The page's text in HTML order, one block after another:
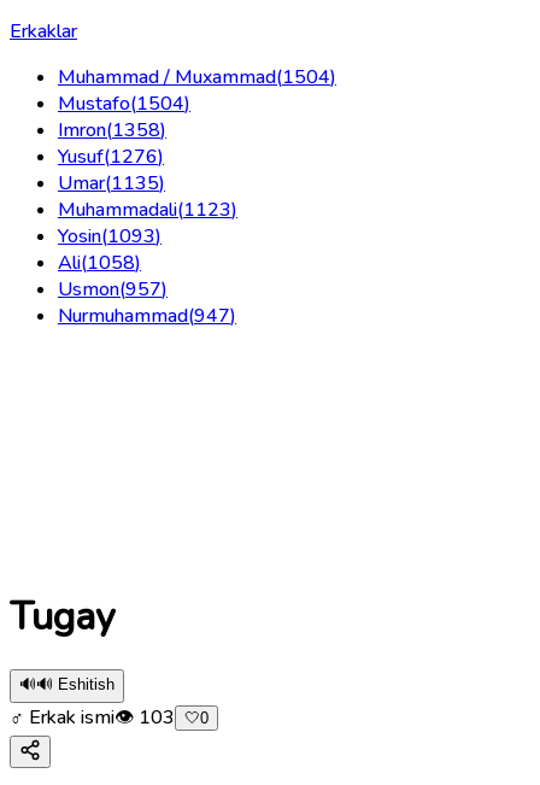
Erkaklar
Muhammad / Muxammad(1504)
Mustafo(1504)
Imron(1358)
Yusuf(1276)
Umar(1135)
Muhammadali(1123)
Yosin(1093)
Ali(1058)
Usmon(957)
Nurmuhammad(947)
Tugay
🔊🔊 Eshitish
♂ Erkak ismi👁 103 🤍0